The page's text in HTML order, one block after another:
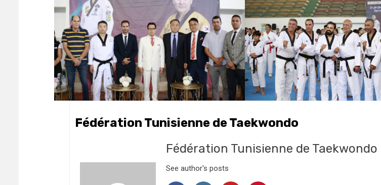
Fédération Tunisienne de Taekwondo
Fédération Tunisienne de Taekwondo
See author's posts